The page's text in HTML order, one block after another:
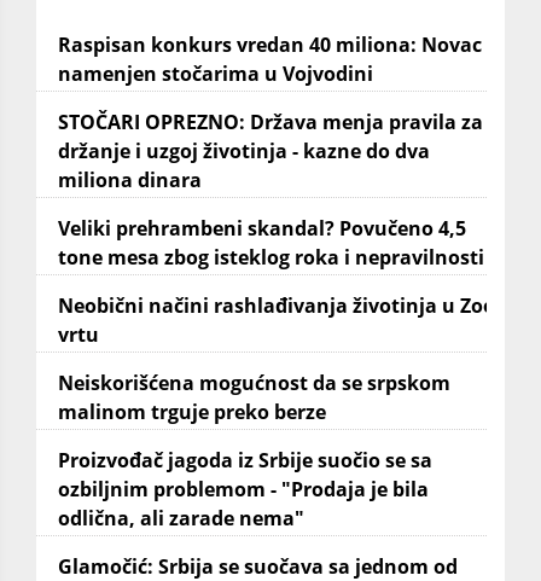
Raspisan konkurs vredan 40 miliona: Novac
namenjen stočarima u Vojvodini
STOČARI OPREZNO: Država menja pravila za
držanje i uzgoj životinja - kazne do dva
miliona dinara
Veliki prehrambeni skandal? Povučeno 4,5
tone mesa zbog isteklog roka i nepravilnosti
Neobični načini rashlađivanja životinja u Zoo
vrtu
Neiskorišćena mogućnost da se srpskom
malinom trguje preko berze
Proizvođač jagoda iz Srbije suočio se sa
ozbiljnim problemom - "Prodaja je bila
odlična, ali zarade nema"
Glamočić: Srbija se suočava sa jednom od